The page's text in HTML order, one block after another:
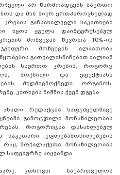
არ წარმოადგენს საერთო
და მის მიერ ერთპიროვნულად
განსახილველი საკითხები
იყოს ყველა დაინტერესებულ
მოწვევას წევრთა 10%-ის
მოწვევის ალბათობა
გათვალისწინებით ძალიან
საერთო კრების, როგორც
მოქნილი და ეფექტიანი
მუდმივმოქმედი ორგანოს,
კითხვის ნიშნის ქვეშ დგება.
რედაქცია საფუძველშივე
გამოცდილი მონაწილეობის
როგორიცაა დასახლებულ
საკუთარი უფლებამოსილებების
რაც მოქალაქეთა მონაწილეობას
აიყვანდა.
ვთხოვთ საქართველოს